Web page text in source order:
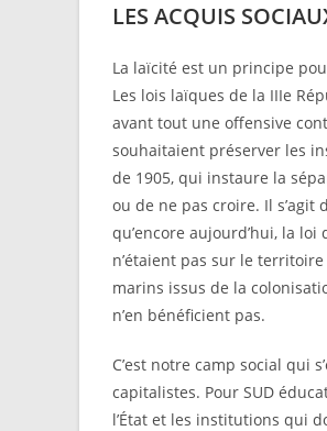
LES ACQUIS
La laïcité est un principe
Les lois laïques de la IIIe
avant tout une offensive
souhaitaient préserver les
de 1905, qui instaure la
ou de ne pas croire. Il s’agit
qu’encore aujourd’hui, la
n’étaient pas sur le
marins issus de la
n’en bénéficient pas.
C’est notre camp social qui
capitalistes. Pour SUD
l’État et les institutions qui